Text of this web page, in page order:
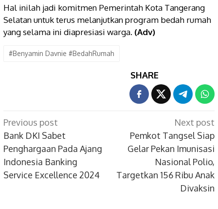
Hal inilah jadi komitmen Pemerintah Kota Tangerang
Selatan untuk terus melanjutkan program bedah rumah
yang selama ini diapresiasi warga. (Adv)
#Benyamin Davnie #BedahRumah
SHARE
Post
navigation
Previous post
Bank DKI Sabet
Penghargaan Pada Ajang
Indonesia Banking
Service Excellence 2024
Next post
Pemkot Tangsel Siap
Gelar Pekan Imunisasi
Nasional Polio,
Targetkan 156 Ribu Anak
Divaksin